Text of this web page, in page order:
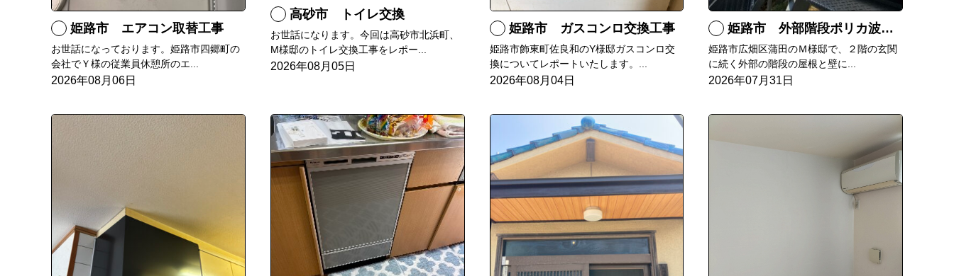
姫路市 エアコン取替工事
お世話になっております。姫路市四郷町の
会社でＹ様の従業員休憩所のエ...
2026年08月06日
高砂市 トイレ交換
お世話になります。今回は高砂市北浜町、
M様邸のトイレ交換工事をレポー...
2026年08月05日
姫路市 ガスコンロ交換工事
姫路市飾東町佐良和のY様邸ガスコンロ交
換についてレポートいたします。...
2026年08月04日
姫路市 外部階段ポリカ波板張替工事
姫路市広畑区蒲田のＭ様邸で、２階の玄関
に続く外部の階段の屋根と壁に...
2026年07月31日